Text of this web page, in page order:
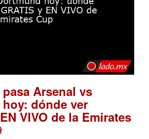
Arsenal vs
dónde ver
VIVO de la Emirates